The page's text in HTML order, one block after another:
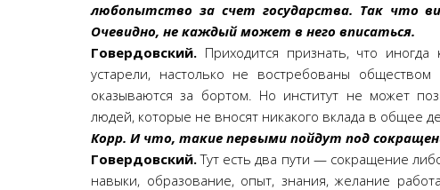
любопытство за счет государства. Так что
Очевидно, не каждый может в него вписаться.
Говердовский. Приходится признать, что иногда
устарели, настолько не востребованы
оказываются за бортом. Но институт не может
людей, которые не вносят никакого вклада в общее
Корр. И что, такие первыми пойдут под
Говердовский.Тут есть два пути — сокращение
навыки, образование, опыт, знания, желание